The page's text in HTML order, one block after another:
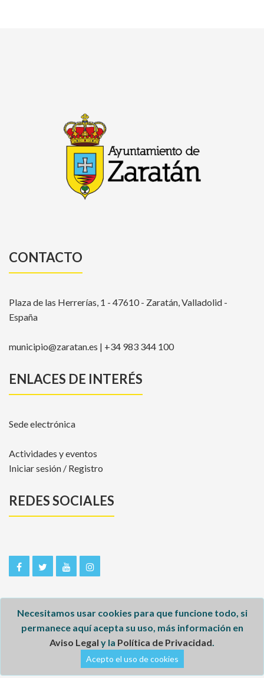
CONTACTO
Plaza de las Herrerías, 1 - 47610 - Zaratán, Valladolid -
España
municipio@zaratan.es | +34 983 344 100
ENLACES DE INTERÉS
Sede electrónica
Actividades y eventos
Iniciar sesión / Registro
REDES SOCIALES
Inicio
Necesitamos usar cookies para que funcione todo, si
permanece aquí acepta su uso, más información en
Aviso Legal y la Política de Privacidad.
Acepto el uso de cookies